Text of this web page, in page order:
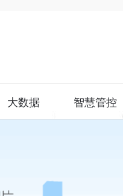
大数据 智慧管控